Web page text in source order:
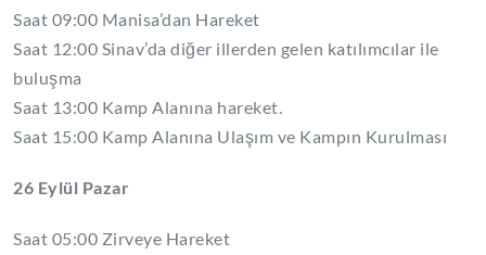
Saat 09:00 Manisa’dan Hareket
Saat 12:00 Sinav’da diğer illerden gelen katılımcılar ile
buluşma
Saat 13:00 Kamp Alanına hareket.
Saat 15:00 Kamp Alanına Ulaşım ve Kampın Kurulması
26 Eylül Pazar
Saat 05:00 Zirveye Hareket